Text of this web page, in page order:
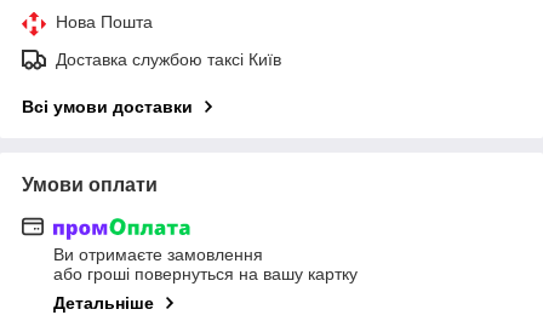
Нова Пошта
Доставка службою таксі Київ
Всі умови доставки
Умови оплати
Ви отримаєте замовлення
або гроші повернуться на вашу картку
Детальніше